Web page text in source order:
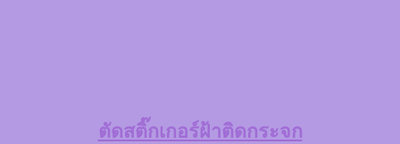
ตัดสติ๊กเกอร์ฝ้าติดกระจก